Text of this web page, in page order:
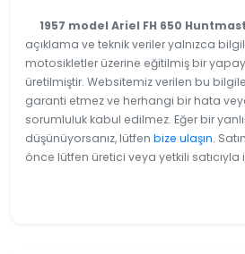
1957 model Ariel FH 650
açıklama ve teknik veriler yalnızca
motosikletler üzerine eğitilmiş bir
üretilmiştir. Websitemiz verilen bu
garanti etmez ve herhangi bir hata
sorumluluk kabul edilmez. Eğer bir
düşünüyorsanız, lütfen bize ulaşın.
önce lütfen üretici veya yetkili